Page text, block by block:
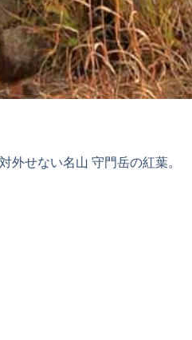
せない名山 守門岳の紅葉。